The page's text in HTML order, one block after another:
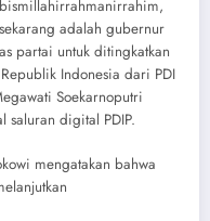
adalah gubernur
partai untuk ditingkatkan
Indonesia dari PDI
Soekarnoputri
saluran digital PDIP.
mengatakan bahwa